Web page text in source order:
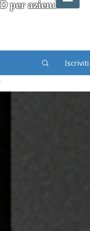
per aziende
Iscriviti